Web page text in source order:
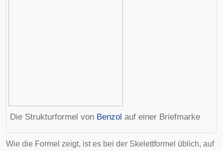
Die Strukturformel von Benzol auf einer Briefmarke
Wie die Formel zeigt, ist es bei der Skelettformel üblich, auf